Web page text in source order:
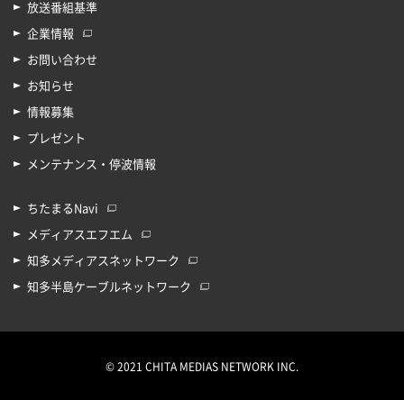
放送番組基準
企業情報
お問い合わせ
お知らせ
情報募集
プレゼント
メンテナンス・停波情報
ちたまるNavi
メディアスエフエム
知多メディアスネットワーク
知多半島ケーブルネットワーク
© 2021 CHITA MEDIAS NETWORK INC.